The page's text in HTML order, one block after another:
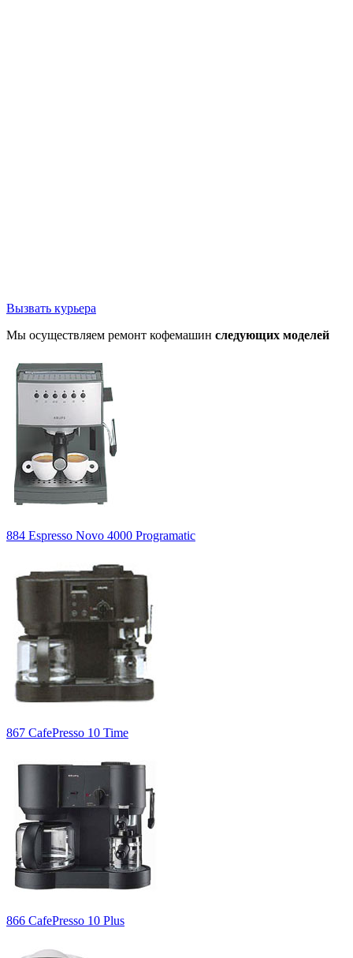
Вызвать курьера
Мы осуществляем ремонт кофемашин следующих моделей
884 Espresso Novo 4000 Programatic
867 CafePresso 10 Time
866 CafePresso 10 Plus